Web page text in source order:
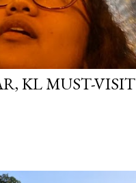
KL MUST-VISIT